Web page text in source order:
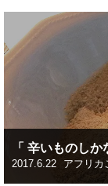
「 辛いものしか
2017.6.22 アフリカ